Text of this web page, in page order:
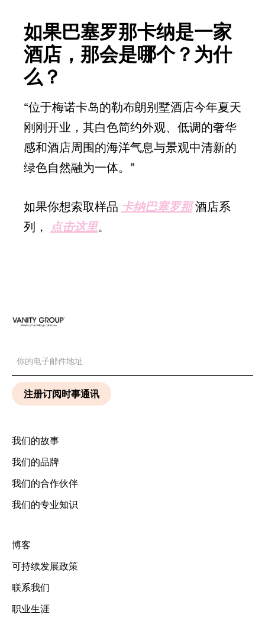
如果巴塞罗那卡纳是一家
酒店，那会是哪个？为什
么？
“位于梅诺卡岛的勒布朗别墅酒店今年夏天
刚刚开业，其白色简约外观、低调的奢华
感和酒店周围的海洋气息与景观中清新的
绿色自然融为一体。”
如果你想索取样品 卡纳巴塞罗那酒店系
列，
点击这里。
我们的故事
我们的品牌
我们的合作伙伴
我们的专业知识
博客
可持续发展政策
联系我们
职业生涯